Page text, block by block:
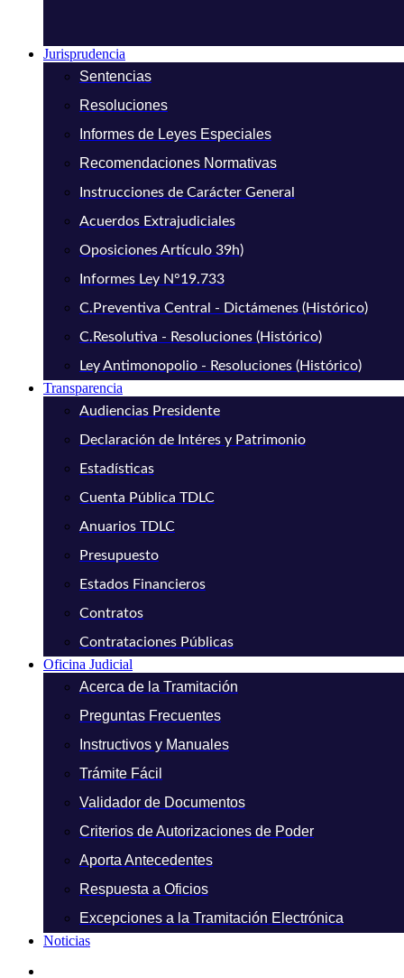
Jurisprudencia
Sentencias
Resoluciones
Informes de Leyes Especiales
Recomendaciones Normativas
Instrucciones de Carácter General
Acuerdos Extrajudiciales
Oposiciones Artículo 39h)
Informes Ley N°19.733
C.Preventiva Central - Dictámenes (Histórico)
C.Resolutiva - Resoluciones (Histórico)
Ley Antimonopolio - Resoluciones (Histórico)
Transparencia
Audiencias Presidente
Declaración de Intéres y Patrimonio
Estadísticas
Cuenta Pública TDLC
Anuarios TDLC
Presupuesto
Estados Financieros
Contratos
Contrataciones Públicas
Oficina Judicial
Acerca de la Tramitación
Preguntas Frecuentes
Instructivos y Manuales
Trámite Fácil
Validador de Documentos
Criterios de Autorizaciones de Poder
Aporta Antecedentes
Respuesta a Oficios
Excepciones a la Tramitación Electrónica
Noticias